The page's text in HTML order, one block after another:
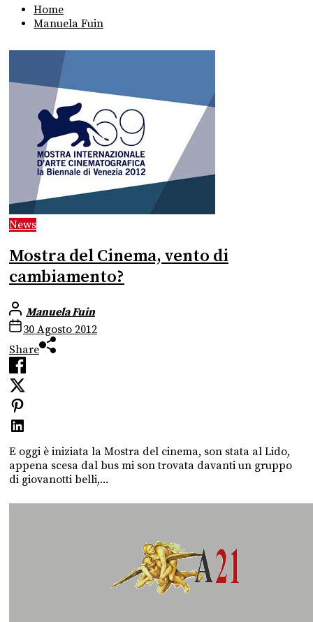
Home
Manuela Fuin
News
Mostra del Cinema, vento di
cambiamento?
Manuela Fuin
30 Agosto 2012
Share
E oggi è iniziata la Mostra del cinema, son stata al Lido,
appena scesa dal bus mi son trovata davanti un gruppo
di giovanotti belli,...